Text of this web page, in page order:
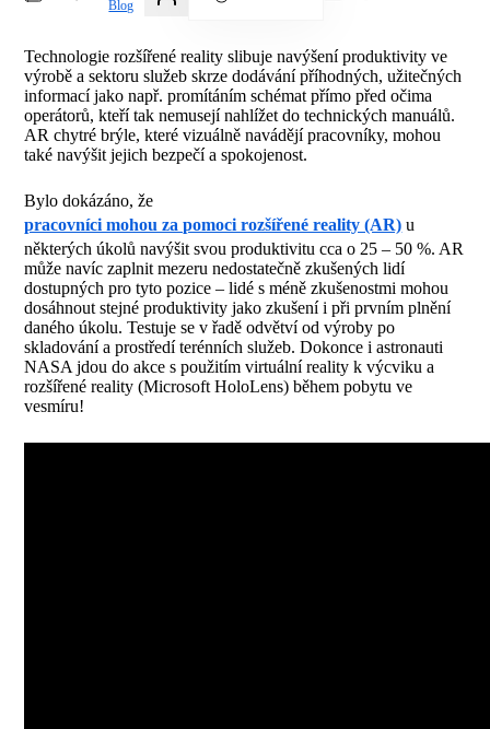
Blog
Technologie rozšířené reality slibuje navýšení produktivity ve
výrobě a sektoru služeb skrze dodávání příhodných, užitečných
informací jako např. promítáním schémat přímo před očima
operátorů, kteří tak nemusejí nahlížet do technických manuálů.
AR chytré brýle, které vizuálně navádějí pracovníky, mohou
také navýšit jejich bezpečí a spokojenost.
Bylo dokázáno, že
pracovníci mohou za pomoci rozšířené reality (AR) u
některých úkolů navýšit svou produktivitu cca o 25 – 50 %. AR
může navíc zaplnit mezeru nedostatečně zkušených lidí
dostupných pro tyto pozice – lidé s méně zkušenostmi mohou
dosáhnout stejné produktivity jako zkušení i při prvním plnění
daného úkolu. Testuje se v řadě odvětví od výroby po
skladování a prostředí terénních služeb. Dokonce i astronauti
NASA jdou do akce s použitím virtuální reality k výcviku a
rozšířené reality (Microsoft HoloLens) během pobytu ve
vesmíru!